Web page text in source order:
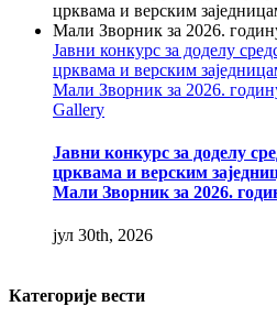
Јавни конкурс за доделу
црквама и верским
Мали Зворник за 2026.
Gallery
Јавни конкурс за доделу
црквама и верским
Мали Зворник за 2026.
јул 30th, 2026
Категорије вести